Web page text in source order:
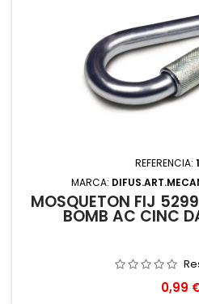
REFERENCIA:
MARCA:
MOSQUETON FIJ
BOMB AC CINC
Precio
0,99